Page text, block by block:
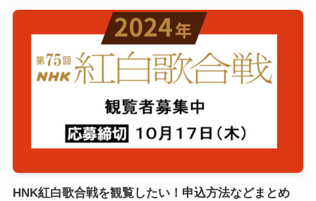
HNK紅白歌合戦を観覧したい！申込方法などまとめ